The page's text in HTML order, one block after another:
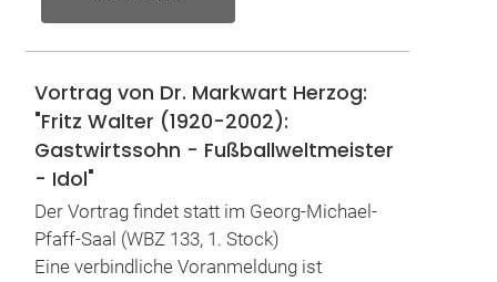
Vortrag von Dr. Markwart Herzog:
"Fritz Walter (1920-2002):
Gastwirtssohn - Fußballweltmeister
- Idol"
Der Vortrag findet statt im Georg-Michael-
Pfaff-Saal (WBZ 133, 1. Stock)
Eine verbindliche Voranmeldung ist